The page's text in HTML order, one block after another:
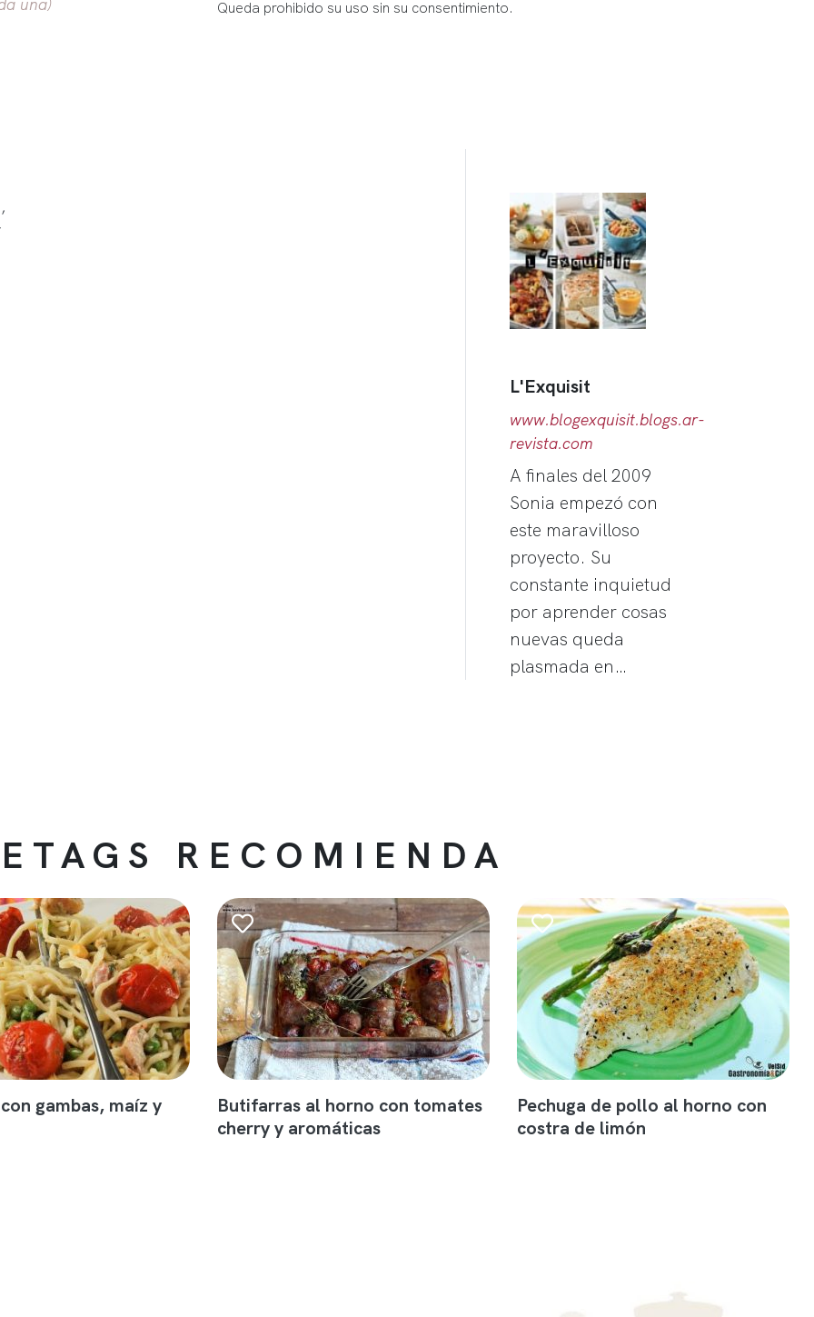
Queda prohibido su uso sin su consentimiento.
L'Exquisit
www.blogexquisit.blogs.ar-
revista.com
A finales del 2009
Sonia empezó con
este maravilloso
proyecto. Su
constante inquietud
por aprender cosas
nuevas queda
plasmada en…
RECOMIENDA
gambas, maíz y
Butifarras al horno con tomates
cherry y aromáticas
Pechuga de pollo al horno con
costra de limón